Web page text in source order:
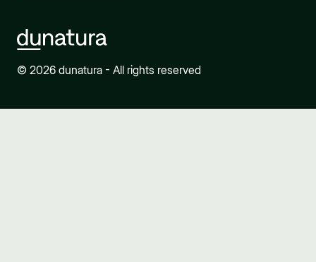
© 2026 dunatura - All rights reserved